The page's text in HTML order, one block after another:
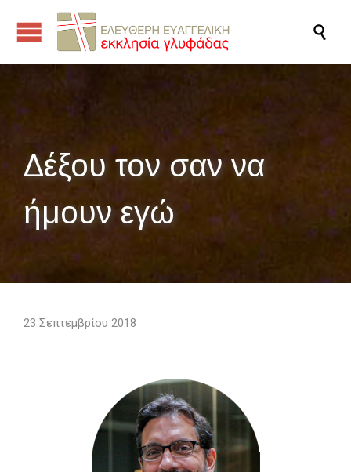

Δέξου τον σαν να
ήμουν εγώ
23 Σεπτεμβρίου 2018